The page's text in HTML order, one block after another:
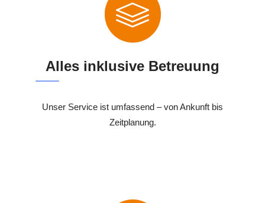
Alles inklusive Betreuung
Unser Service ist umfassend – von Ankunft bis
Zeitplanung.